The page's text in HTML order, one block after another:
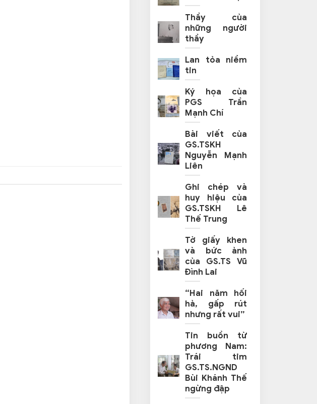
Thầy của
những người
thầy
Lan tỏa niềm
tin
Ký họa của
PGS Trần
Mạnh Chí
Bài viết của
GS.TSKH
Nguyễn Mạnh
Liên
Ghi chép và
huy hiệu của
GS.TSKH Lê
Thế Trung
Tờ giấy khen
và bức ảnh
của GS.TS Vũ
Đình Lai
“Hai năm hối
hả, gấp rút
nhưng rất vui”
Tin buồn từ
phương Nam:
Trái tim
GS.TS.NGND
Bùi Khánh Thế
ngừng đập